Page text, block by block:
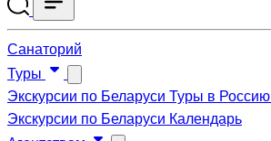
Санаторий
Туры
Экскурсии по Беларуси Туры в Россию
Экскурсии по Беларуси Календарь